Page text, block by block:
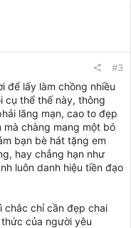
#3
để lấy làm chồng nhiều
cụ thể thế này, thông
lãng mạn, cao to đẹp
mà chàng mang một bó
bạn bè hát tặng em
hay chẳng hạn như
luôn danh hiệu tiền đạo
chắc chỉ cần đẹp chai
của người yêu